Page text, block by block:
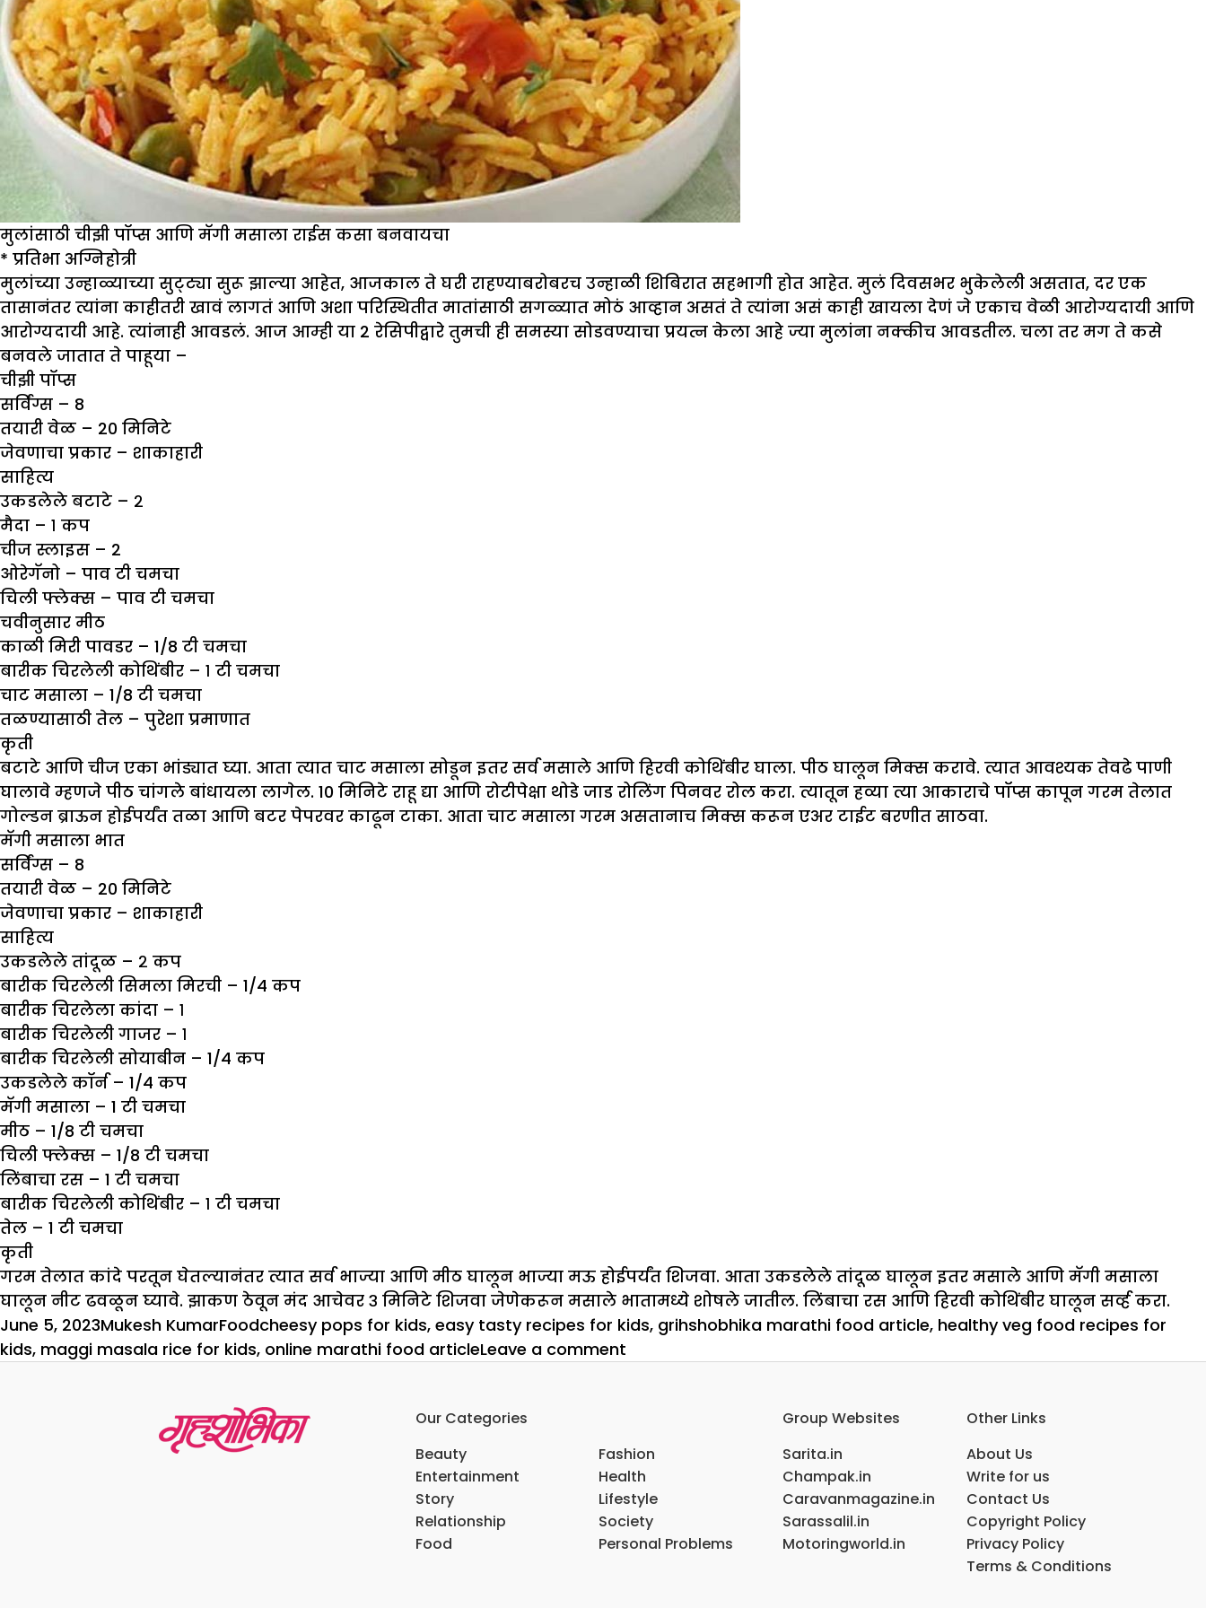
मुलांसाठी चीझी पॉप्स आणि मॅगी मसाला राईस कसा बनवायचा
* प्रतिभा अग्निहोत्री
मुलांच्या उन्हाळ्याच्या सुट्ट्या सुरू झाल्या आहेत, आजकाल ते घरी राहण्याबरोबरच उन्हाळी शिबिरात सहभागी होत आहेत. मुलं दिवसभर भुकेलेली असतात, दर एक
तासानंतर त्यांना काहीतरी खावं लागतं आणि अशा परिस्थितीत मातांसाठी सगळ्यात मोठं आव्हान असतं ते त्यांना असं काही खायला देणं जे एकाच वेळी आरोग्यदायी आणि
आरोग्यदायी आहे. त्यांनाही आवडलं. आज आम्ही या 2 रेसिपीद्वारे तुमची ही समस्या सोडवण्याचा प्रयत्न केला आहे ज्या मुलांना नक्कीच आवडतील. चला तर मग ते कसे
बनवले जातात ते पाहूया –
चीझी पॉप्स
सर्विंग्स – 8
तयारी वेळ – 20 मिनिटे
जेवणाचा प्रकार – शाकाहारी
साहित्य
उकडलेले बटाटे – २
मैदा – १ कप
चीज स्लाइस – 2
ओरेगॅनो – पाव टी चमचा
चिली फ्लेक्स – पाव टी चमचा
चवीनुसार मीठ
काळी मिरी पावडर – 1/8 टी चमचा
बारीक चिरलेली कोथिंबीर – १ टी चमचा
चाट मसाला – 1/8 टी चमचा
तळण्यासाठी तेल – पुरेशा प्रमाणात
कृती
बटाटे आणि चीज एका भांड्यात घ्या. आता त्यात चाट मसाला सोडून इतर सर्व मसाले आणि हिरवी कोथिंबीर घाला. पीठ घालून मिक्स करावे. त्यात आवश्यक तेवढे पाणी
घालावे म्हणजे पीठ चांगले बांधायला लागेल. 10 मिनिटे राहू द्या आणि रोटीपेक्षा थोडे जाड रोलिंग पिनवर रोल करा. त्यातून हव्या त्या आकाराचे पॉप्स कापून गरम तेलात
गोल्डन ब्राऊन होईपर्यंत तळा आणि बटर पेपरवर काढून टाका. आता चाट मसाला गरम असतानाच मिक्स करून एअर टाईट बरणीत साठवा.
मॅगी मसाला भात
सर्विंग्स – 8
तयारी वेळ – 20 मिनिटे
जेवणाचा प्रकार – शाकाहारी
साहित्य
उकडलेले तांदूळ – २ कप
बारीक चिरलेली सिमला मिरची – 1/4 कप
बारीक चिरलेला कांदा – १
बारीक चिरलेली गाजर – १
बारीक चिरलेली सोयाबीन – 1/4 कप
उकडलेले कॉर्न – 1/4 कप
मॅगी मसाला – 1 टी चमचा
मीठ – 1/8 टी चमचा
चिली फ्लेक्स – 1/8 टी चमचा
लिंबाचा रस – 1 टी चमचा
बारीक चिरलेली कोथिंबीर – १ टी चमचा
तेल – 1 टी चमचा
कृती
गरम तेलात कांदे परतून घेतल्यानंतर त्यात सर्व भाज्या आणि मीठ घालून भाज्या मऊ होईपर्यंत शिजवा. आता उकडलेले तांदूळ घालून इतर मसाले आणि मॅगी मसाला
घालून नीट ढवळून घ्यावे. झाकण ठेवून मंद आचेवर ३ मिनिटे शिजवा जेणेकरून मसाले भातामध्ये शोषले जातील. लिंबाचा रस आणि हिरवी कोथिंबीर घालून सर्व्ह करा.
Posted
on
June 5, 2023Author
Mukesh KumarCategories
FoodTags
cheesy pops for kids, easy tasty recipes for kids, grihshobhika marathi food article, healthy veg food recipes for
kids, maggi masala rice for kids, online marathi food articleLeave a comment
आणि
मॅगी
मसाला
राईस
कसा
Our Categories
Beauty
Entertainment
Story
Relationship
Food
Fashion
Health
Lifestyle
Society
Personal Problems
Group Websites
Sarita.in
Champak.in
Caravanmagazine.in
Sarassalil.in
Motoringworld.in
Other Links
About Us
Write for us
Contact Us
Copyright Policy
Privacy Policy
Terms & Conditions